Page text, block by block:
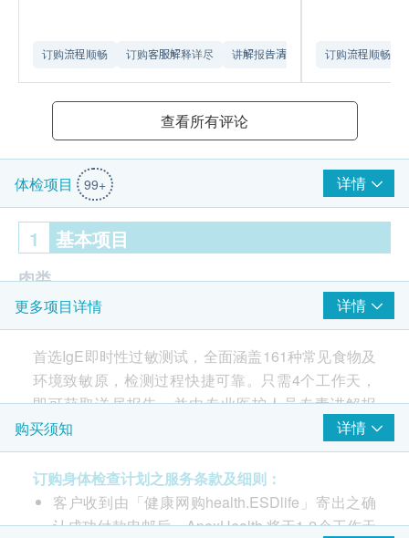
订购流程顺畅 订购客服解释详尽 讲解报告清晰​ 订购流程顺畅
查看所有评论
体检项目 99+ 详情
1 基本项目
肉类
牛肉
猪肉
蔬菜类
西兰花
椰菜
红萝卜
西芹
青瓜
更多项目详情 详情
首选IgE即时性过敏测试，全面涵盖161种常见食物及
环境致敏原，检测过程快捷可靠。只需4个工作天，
即可获取详尽报告，并由专业医护人员专责讲解报
告。适用于2岁或以上人士。
161 项特异性IgE
吸入性致敏原：尘螨、霉菌、花粉、宠物皮屑（猫／
狗）、蟑螂食物致敏原：牛奶、鸡蛋、花生、海鲜
购买须知 详情
订购身体检查计划之服务条款及细则：
客户收到由「健康网购health.ESDlife」寄出之确
认成功付款电邮后，ApexHealth 将于1-2个工作天